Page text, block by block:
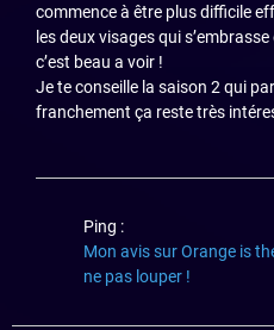
commence à être plus difficile
les deux visages qui
c’est beau a voir !
Je te conseille la saison 2 qui
franchement ça reste très
Ping :
Mon avis sur Orange is
ne pas louper !